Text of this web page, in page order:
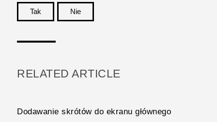
Tak
Nie
RELATED ARTICLE
Dodawanie skrótów do ekranu głównego